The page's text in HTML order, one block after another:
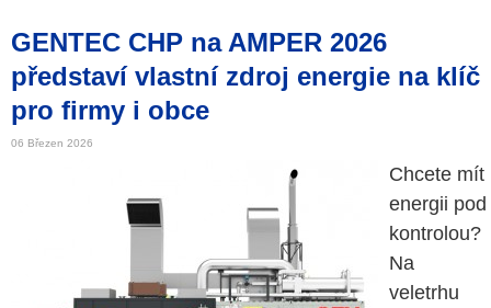
GENTEC CHP na AMPER 2026
představí vlastní zdroj energie na klíč
pro firmy i obce
06 Březen 2026
Chcete mít
energii pod
kontrolou?
Na
veletrhu